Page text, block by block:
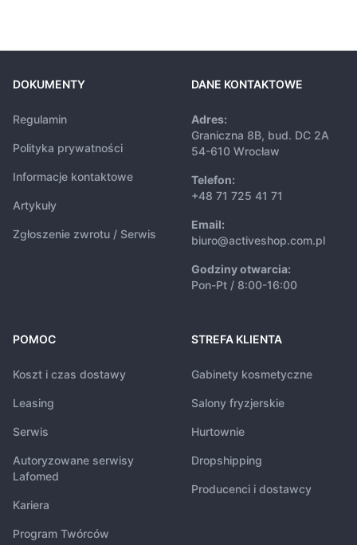
DOKUMENTY
Regulamin
Polityka prywatności
Informacje kontaktowe
Artykuły
Zgłoszenie zwrotu / Serwis
DANE KONTAKTOWE
Adres:
Graniczna 8B, bud. DC 2A
54-610 Wrocław
Telefon:
+48 71 725 41 71
Email:
biuro@activeshop.com.pl
Godziny otwarcia:
Pon-Pt / 8:00-16:00
POMOC
Koszt i czas dostawy
Leasing
Serwis
Autoryzowane serwisy
Lafomed
Kariera
Program Twórców
STREFA KLIENTA
Gabinety kosmetyczne
Salony fryzjerskie
Hurtownie
Dropshipping
Producenci i dostawcy